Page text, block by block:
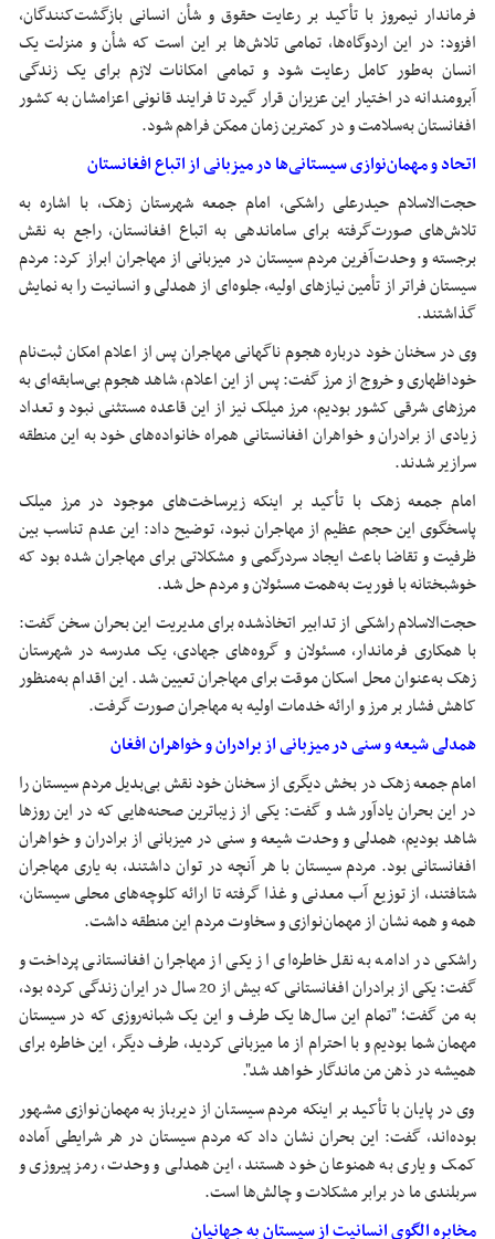
فرماندار نیمروز با تأکید بر رعایت حقوق و شأن انسانی بازگشت‌کنندگان،
افزود: در این اردوگاه‌ها، تمامی تلاش‌ها بر این است که شأن و منزلت یک
انسان به‌طور کامل رعایت شود و تمامی امکانات لازم برای یک زندگی
آبرومندانه در اختیار این عزیزان قرار گیرد تا فرایند قانونی اعزامشان به کشور
افغانستان به‌سلامت و در کمترین زمان ممکن فراهم شود.
اتحاد و مهمان‌نوازی سیستانی‌ها در میزبانی از اتباع افغانستان
حجت‌الاسلام حیدرعلی راشکی، امام جمعه شهرستان زهک، با اشاره به
تلاش‌های صورت‌گرفته برای ساماندهی به اتباع افغانستان، راجع به نقش
برجسته و وحدت‌آفرین مردم سیستان در میزبانی از مهاجران ابراز کرد: مردم
سیستان فراتر از تأمین نیازهای اولیه، جلوه‌ای از همدلی و انسانیت را به نمایش
گذاشتند.
وی در سخنان خود درباره هجوم ناگهانی مهاجران پس از اعلام امکان ثبت‌نام
خوداظهاری و خروج از مرز گفت: پس از این اعلام، شاهد هجوم بی‌سابقه‌ای به
مرزهای شرقی کشور بودیم، مرز میلک نیز از این قاعده مستثنی نبود و تعداد
زیادی از برادران و خواهران افغانستانی همراه خانواده‌های خود به این منطقه
سرازیر شدند.
امام جمعه زهک با تأکید بر اینکه زیرساخت‌های موجود در مرز میلک
پاسخگوی این حجم عظیم از مهاجران نبود، توضیح داد: این عدم تناسب بین
ظرفیت و تقاضا باعث ایجاد سردرگمی و مشکلاتی برای مهاجران شده بود که
خوشبختانه با فوریت به‌همت مسئولان و مردم حل شد.
حجت‌الاسلام راشکی از تدابیر اتخاذشده برای مدیریت این بحران سخن گفت:
با همکاری فرماندار، مسئولان و گروه‌های جهادی، یک مدرسه در شهرستان
زهک به‌عنوان محل اسکان موقت برای مهاجران تعیین شد. این اقدام به‌منظور
کاهش فشار بر مرز و ارائه خدمات اولیه به مهاجران صورت گرفت.
همدلی شیعه و سنی در میزبانی از برادران و خواهران افغان
امام جمعه زهک در بخش دیگری از سخنان خود نقش بی‌بدیل مردم سیستان را
در این بحران یادآور شد و گفت: یکی از زیباترین صحنه‌هایی که در این روزها
شاهد بودیم، همدلی و وحدت شیعه و سنی در میزبانی از برادران و خواهران
افغانستانی بود. مردم سیستان با هر آنچه در توان داشتند، به یاری مهاجران
شتافتند، از توزیع آب معدنی و غذا گرفته تا ارائه کلوچه‌های محلی سیستان،
همه و همه نشان از مهمان‌نوازی و سخاوت مردم این منطقه داشت.
راشکی در ادامه به نقل خاطره‌ای از یکی از مهاجران افغانستانی پرداخت و
گفت: یکی از برادران افغانستانی که بیش از 20 سال در ایران زندگی کرده بود،
به من گفت؛ "تمام این سال‌ها یک طرف و این یک شبانه‌روزی که در سیستان
مهمان شما بودیم و با احترام از ما میزبانی کردید، طرف دیگر، این خاطره برای
همیشه در ذهن من ماندگار خواهد شد".
وی در پایان با تأکید بر اینکه مردم سیستان از دیرباز به مهمان‌نوازی مشهور
بوده‌اند، گفت: این بحران نشان داد که مردم سیستان در هر شرایطی آماده
کمک و یاری به همنوعان خود هستند، این همدلی و وحدت، رمز پیروزی و
سربلندی ما در برابر مشکلات و چالش‌ها است.
مخابره الگوی انسانیت از سیستان به جهانیان